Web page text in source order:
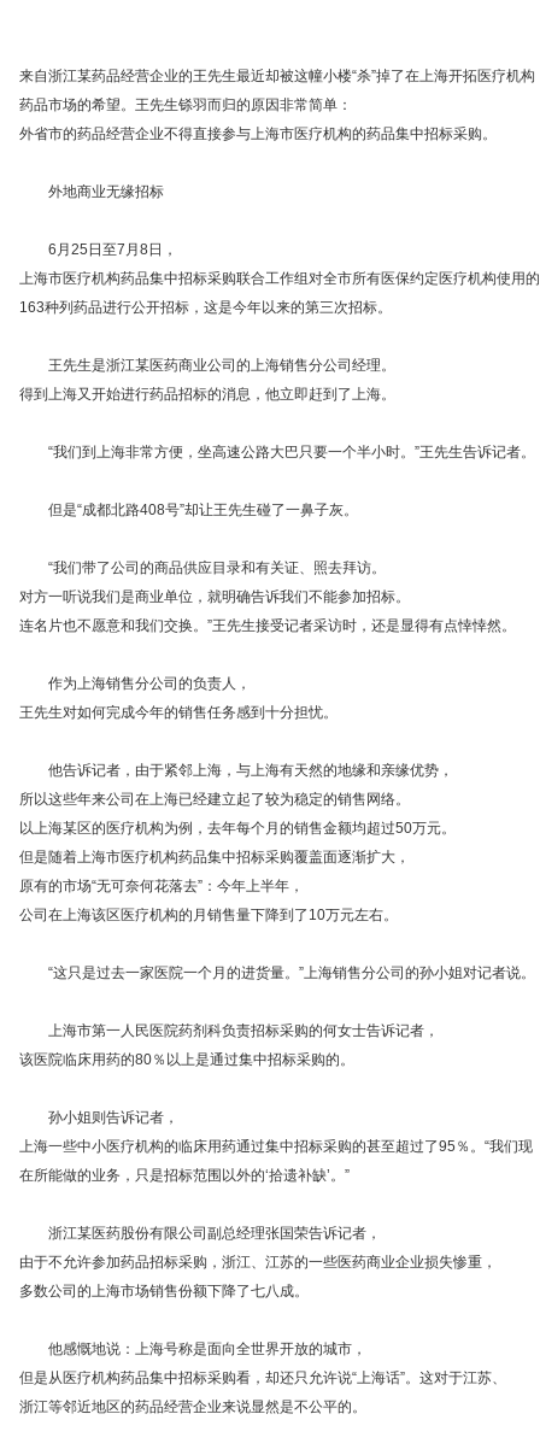
来自浙江某药品经营企业的王先生最近却被这幢小楼“杀”掉了在上海开拓医疗机构
药品市场的希望。王先生铩羽而归的原因非常简单：
外省市的药品经营企业不得直接参与上海市医疗机构的药品集中招标采购。
外地商业无缘招标
6月25日至7月8日，
上海市医疗机构药品集中招标采购联合工作组对全市所有医保约定医疗机构使用的
163种列药品进行公开招标，这是今年以来的第三次招标。
王先生是浙江某医药商业公司的上海销售分公司经理。
得到上海又开始进行药品招标的消息，他立即赶到了上海。
“我们到上海非常方便，坐高速公路大巴只要一个半小时。”王先生告诉记者。
但是“成都北路408号”却让王先生碰了一鼻子灰。
“我们带了公司的商品供应目录和有关证、照去拜访。
对方一听说我们是商业单位，就明确告诉我们不能参加招标。
连名片也不愿意和我们交换。”王先生接受记者采访时，还是显得有点悻悻然。
作为上海销售分公司的负责人，
王先生对如何完成今年的销售任务感到十分担忧。
他告诉记者，由于紧邻上海，与上海有天然的地缘和亲缘优势，
所以这些年来公司在上海已经建立起了较为稳定的销售网络。
以上海某区的医疗机构为例，去年每个月的销售金额均超过50万元。
但是随着上海市医疗机构药品集中招标采购覆盖面逐渐扩大，
原有的市场“无可奈何花落去”：今年上半年，
公司在上海该区医疗机构的月销售量下降到了10万元左右。
“这只是过去一家医院一个月的进货量。”上海销售分公司的孙小姐对记者说。
上海市第一人民医院药剂科负责招标采购的何女士告诉记者，
该医院临床用药的80％以上是通过集中招标采购的。
孙小姐则告诉记者，
上海一些中小医疗机构的临床用药通过集中招标采购的甚至超过了95％。“我们现
在所能做的业务，只是招标范围以外的‘拾遗补缺’。”
浙江某医药股份有限公司副总经理张国荣告诉记者，
由于不允许参加药品招标采购，浙江、江苏的一些医药商业企业损失惨重，
多数公司的上海市场销售份额下降了七八成。
他感慨地说：上海号称是面向全世界开放的城市，
但是从医疗机构药品集中招标采购看，却还只允许说“上海话”。这对于江苏、
浙江等邻近地区的药品经营企业来说显然是不公平的。